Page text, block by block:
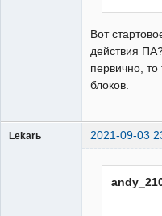
Вот
действия
первично, то
блоков.
Lekarь 2021-09-03